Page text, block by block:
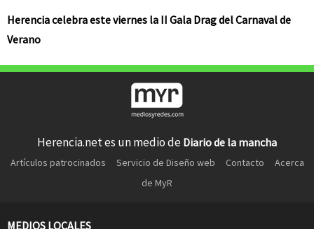
Herencia celebra este viernes la II Gala Drag del Carnaval de
Verano
Herencia.net es un medio de Diario de la mancha
Artículos patrocinados Servicio de Diseño web Contacto
Acerca
de MyR
MEDIOS LOCALES